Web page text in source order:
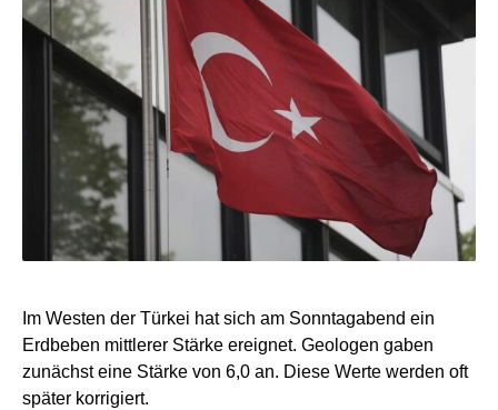
Im Westen der Türkei hat sich am Sonntagabend ein
Erdbeben mittlerer Stärke ereignet. Geologen gaben
zunächst eine Stärke von 6,0 an. Diese Werte werden oft
später korrigiert.